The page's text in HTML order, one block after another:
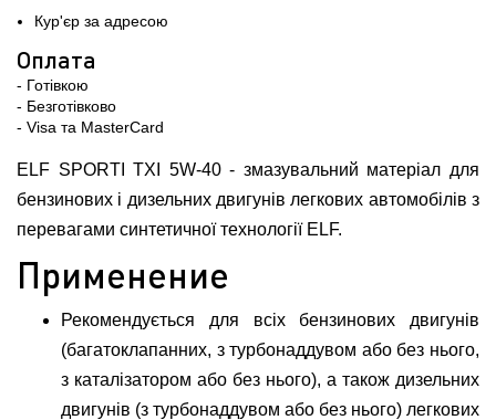
Кур'єр за адресою
Оплата
- Готівкою
- Безготівково
- Visa та MasterCard
ELF SPORTI TXI 5W-40 - змазувальний матеріал для
бензинових і дизельних двигунів легкових автомобілів з
перевагами синтетичної технології ELF.
Применение
Рекомендується для всіх бензинових двигунів
(багатоклапанних, з турбонаддувом або без нього,
з каталізатором або без нього), а також дизельних
двигунів (з турбонаддувом або без нього) легкових